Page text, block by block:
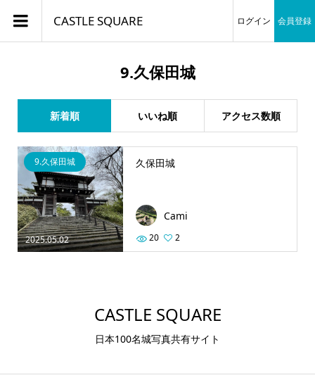
CASTLE SQUARE ログイン 会員登録
9.久保田城
新着順 いいね順 アクセス数順
2025.05.02
9.久保田城 久保田城
Cami
20 2
CASTLE SQUARE
日本100名城写真共有サイト